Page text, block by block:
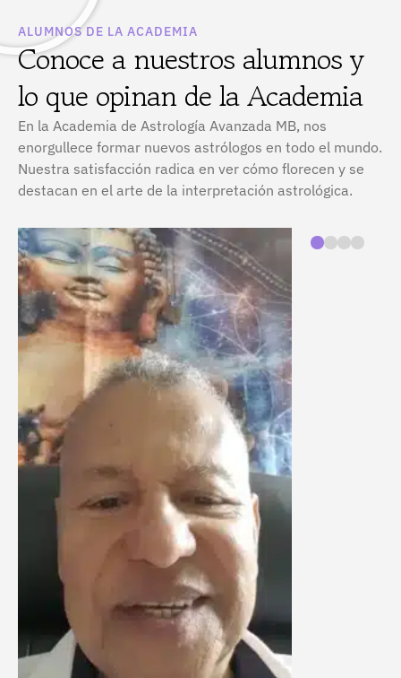
ALUMNOS DE LA ACADEMIA
Conoce a nuestros alumnos y
lo que opinan de la Academia
En la Academia de Astrología Avanzada MB, nos
enorgullece formar nuevos astrólogos en todo el mundo.
Nuestra satisfacción radica en ver cómo florecen y se
destacan en el arte de la interpretación astrológica.